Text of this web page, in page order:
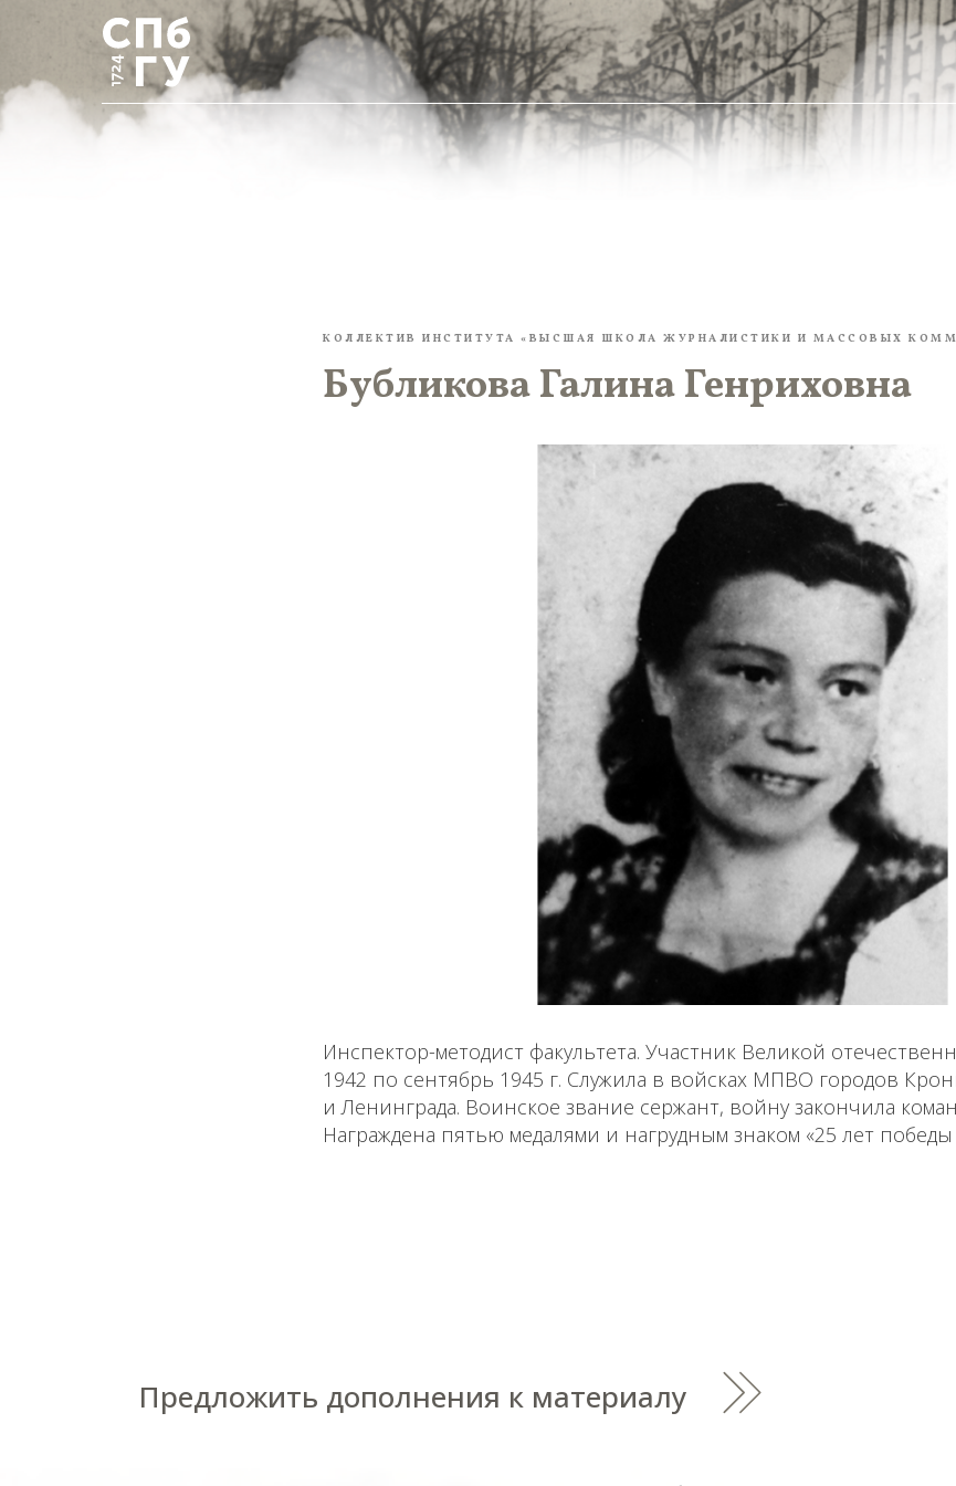
КОЛЛЕКТИВ ИНСТИТУТА «ВЫСШАЯ ШКОЛА ЖУРНАЛИСТИКИ И МАССОВЫХ
Бубликова Галина Генриховна
Инспектор-методист факультета. Участник Великой
1942 по сентябрь 1945 г. Служила в войсках МПВО городов
и Ленинграда. Воинское звание сержант, войну закончила
Награждена пятью медалями и нагрудным знаком «25 лет
Предложить дополнения к материалу